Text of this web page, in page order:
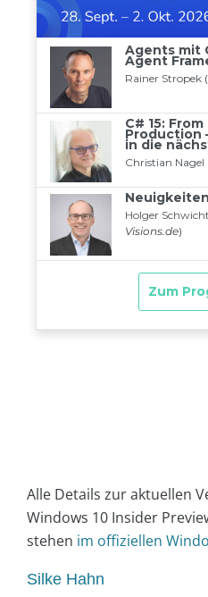
Alle Details zur aktuellen
Windows 10 Insider
stehen im offiziellen
Silke Hahn